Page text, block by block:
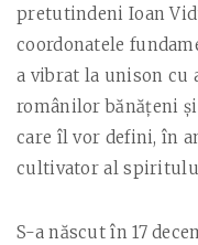
pretutindeni Ioan
coordonatele
a vibrat la unison cu
românilor bănăţeni
care îl vor defini, în
cultivator al
S-a născut în 17